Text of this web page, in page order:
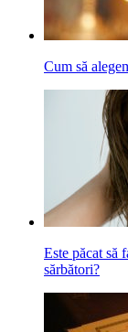
Cum să
Este păcat să
sărbători?